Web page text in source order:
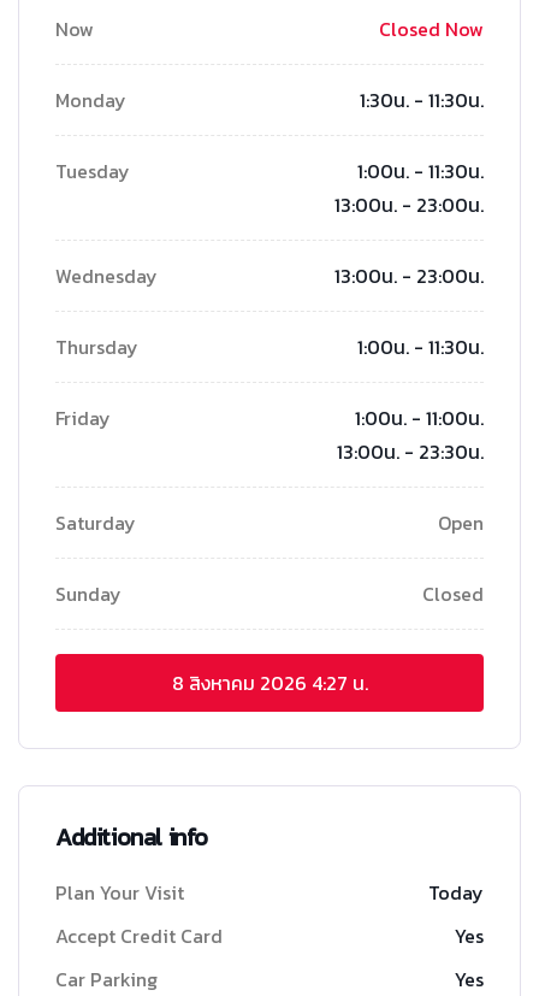
Now Closed Now
Monday 1:30น. - 11:30น.
Tuesday
1:00น. - 11:30น.
13:00น. - 23:00น.
Wednesday 13:00น. - 23:00น.
Thursday 1:00น. - 11:30น.
Friday
1:00น. - 11:00น.
13:00น. - 23:30น.
Saturday Open
Sunday Closed
8 สิงหาคม 2026 4:27 น.
Additional info
Plan Your Visit
Today
Accept Credit Card
Yes
Car Parking
Yes